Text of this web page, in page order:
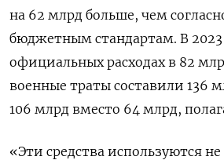
на 62 млрд больше, чем
бюджетным стандартам. В 2023
официальных расходах в 82
военные траты составили 136
106 млрд вместо 64 млрд,
«Эти средства используются